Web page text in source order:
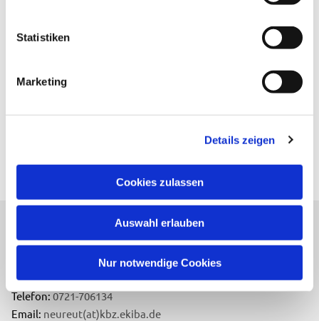
Statistiken
Marketing
Details zeigen
Cookies zulassen
Auswahl erlauben
Nur notwendige Cookies
Evangelische Kirchengemeinde Neureut
Neureuter Hauptstraße 260
76149 Karlsruhe
Telefon:0721-706134
Email: neureut(at)kbz.ekiba.de